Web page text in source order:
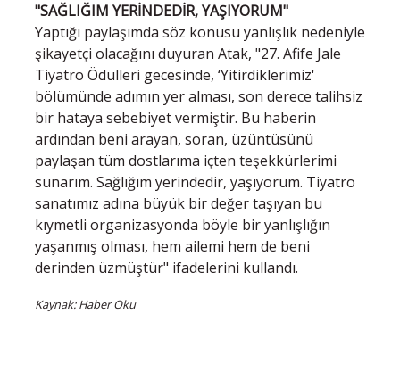
"SAĞLIĞIM YERİNDEDİR, YAŞIYORUM"
Yaptığı paylaşımda söz konusu yanlışlık nedeniyle
şikayetçi olacağını duyuran Atak, "27. Afife Jale
Tiyatro Ödülleri gecesinde, ‘Yitirdiklerimiz'
bölümünde adımın yer alması, son derece talihsiz
bir hataya sebebiyet vermiştir. Bu haberin
ardından beni arayan, soran, üzüntüsünü
paylaşan tüm dostlarıma içten teşekkürlerimi
sunarım. Sağlığım yerindedir, yaşıyorum. Tiyatro
sanatımız adına büyük bir değer taşıyan bu
kıymetli organizasyonda böyle bir yanlışlığın
yaşanmış olması, hem ailemi hem de beni
derinden üzmüştür" ifadelerini kullandı.
Kaynak: Haber Oku